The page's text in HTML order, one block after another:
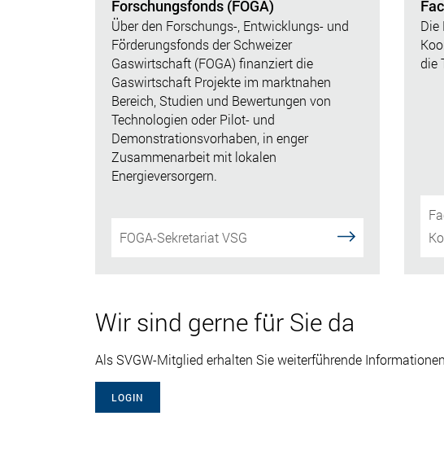
Forschungsfonds (FOGA)
Über den Forschungs-, Entwicklungs- und
Förderungsfonds der Schweizer
Gaswirtschaft (FOGA) finanziert die
Gaswirtschaft Projekte im marktnahen
Bereich, Studien und Bewertungen von
Technologien oder Pilot- und
Demonstrationsvorhaben, in enger
Zusammenarbeit mit lokalen
Energieversorgern.
FOGA-Sekretariat VSG
Die
die
Wir sind gerne für Sie da
Als SVGW-Mitglied erhalten Sie weiterführende
LOGIN